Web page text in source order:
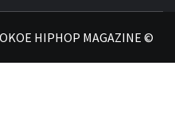
HIPHOP MAGAZINE ©